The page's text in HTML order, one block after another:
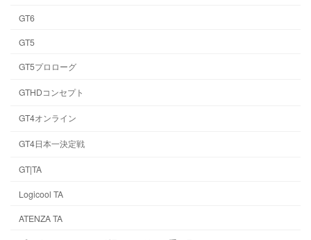
GT6
GT5
GT5プロローグ
GTHDコンセプト
GT4オンライン
GT4日本一決定戦
GT|TA
Logicool TA
ATENZA TA